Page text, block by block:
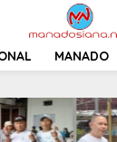
MANADO